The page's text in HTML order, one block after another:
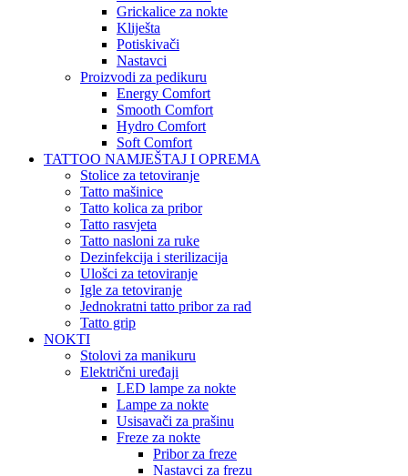
Grickalice za nokte
Kliješta
Potiskivači
Nastavci
Proizvodi za pedikuru
Energy Comfort
Smooth Comfort
Hydro Comfort
Soft Comfort
TATTOO NAMJEŠTAJ I OPREMA
Stolice za tetoviranje
Tatto mašinice
Tatto kolica za pribor
Tatto rasvjeta
Tatto nasloni za ruke
Dezinfekcija i sterilizacija
Ulošci za tetoviranje
Igle za tetoviranje
Jednokratni tatto pribor za rad
Tatto grip
NOKTI
Stolovi za manikuru
Električni uređaji
LED lampe za nokte
Lampe za nokte
Usisavači za prašinu
Freze za nokte
Pribor za freze
Nastavci za frezu